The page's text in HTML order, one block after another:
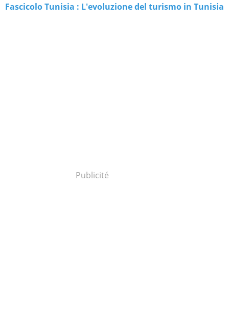
Fascicolo Tunisia : L'evoluzione del turismo in Tunisia
Publicité